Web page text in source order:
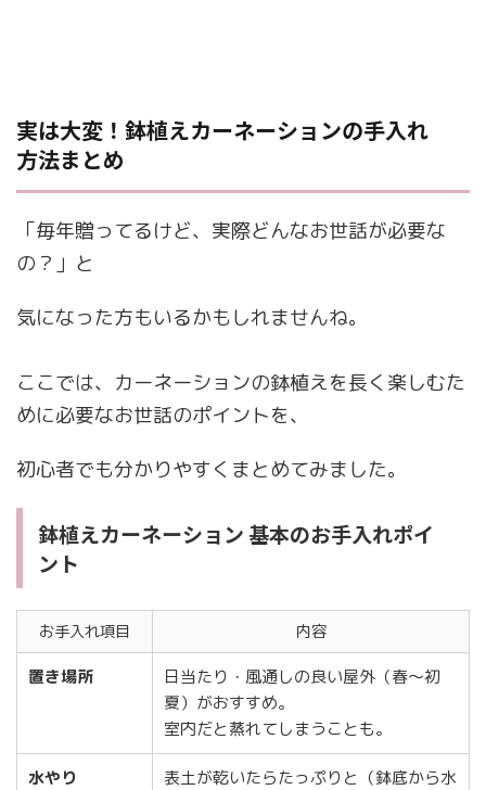
実は大変！鉢植えカーネーションの手入れ
方法まとめ
「毎年贈ってるけど、実際どんなお世話が必要な
の？」と
気になった方もいるかもしれませんね。
ここでは、カーネーションの鉢植えを長く楽しむた
めに必要なお世話のポイントを、
初心者でも分かりやすくまとめてみました。
鉢植えカーネーション 基本のお手入れポイ
ント
お手入れ項目 内容
置き場所
日当たり・風通しの良い屋外（春〜初
夏）がおすすめ。
室内だと蒸れてしまうことも。
水やり
表土が乾いたらたっぷりと（鉢底から水